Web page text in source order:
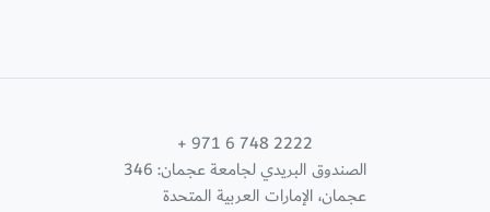
+ 971 6 748 2222
الصندوق البريدي لجامعة عجمان: 346
عجمان، الإمارات العربية المتحدة